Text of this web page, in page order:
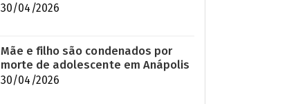
30/04/2026
Mãe e filho são condenados por
morte de adolescente em Anápolis
30/04/2026